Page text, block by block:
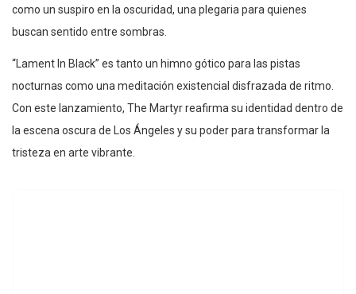
como un suspiro en la oscuridad, una plegaria para quienes
buscan sentido entre sombras.
“Lament In Black” es tanto un himno gótico para las pistas
nocturnas como una meditación existencial disfrazada de ritmo.
Con este lanzamiento, The Martyr reafirma su identidad dentro de
la escena oscura de Los Ángeles y su poder para transformar la
tristeza en arte vibrante.